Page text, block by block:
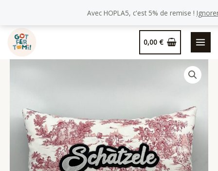
Avec HOPLA5, c'est 5% de remise !
0,00€